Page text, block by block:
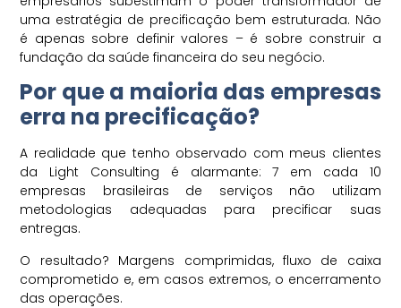
uma estratégia de precificação bem estruturada. Não
é apenas sobre definir valores – é sobre construir a
fundação da saúde financeira do seu negócio.
Por que a maioria das empresas
erra na precificação?
A realidade que tenho observado com meus clientes
da Light Consulting é alarmante: 7 em cada 10
empresas brasileiras de serviços não utilizam
metodologias adequadas para precificar suas
entregas.
O resultado? Margens comprimidas, fluxo de caixa
comprometido e, em casos extremos, o encerramento
das operações.